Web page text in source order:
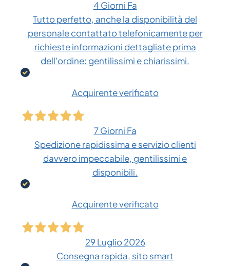
4 Giorni Fa
Tutto perfetto, anche la disponibilità del
personale contattato telefonicamente per
richieste informazioni dettagliate prima
dell'ordine: gentilissimi e chiarissimi.
Acquirente verificato
7 Giorni Fa
Spedizione rapidissima e servizio clienti
davvero impeccabile, gentilissimi e
disponibili.
Acquirente verificato
29 Luglio 2026
Consegna rapida, sito smart